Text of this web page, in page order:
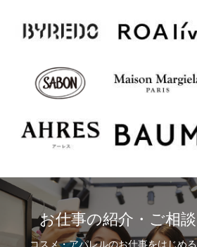
お仕事の紹介・ご相
コスメ・アパレルのお仕事をはじめ